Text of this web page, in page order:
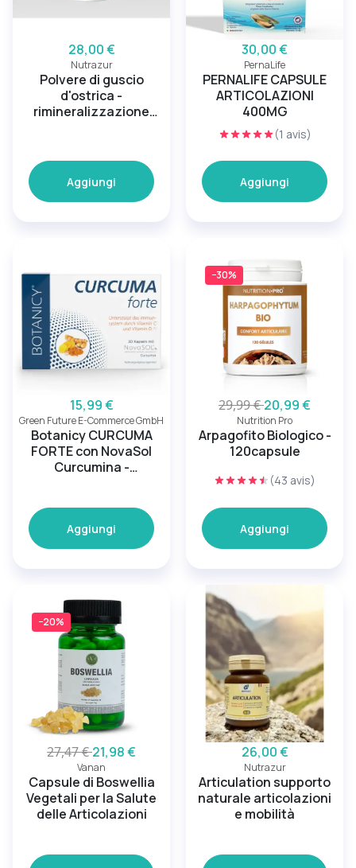
28,00 €
Nutrazur
Polvere di guscio
d'ostrica -
rimineralizzazione
Aggiungi
30,00 €
PernaLife
PERNALIFE CAPSULE
ARTICOLAZIONI
400MG
(1 avis)
Aggiungi
15,99 €
Green Future E-Commerce GmbH
Botanicy CURCUMA
FORTE con NovaSol
Curcumina -
Aggiungi
−30%
29,99 €20,99 €
Nutrition Pro
Arpagofito Biologico -
120capsule
(43 avis)
Aggiungi
−20%
27,47 €21,98 €
Vanan
Capsule di Boswellia
Vegetali per la Salute
delle Articolazioni
26,00 €
Nutrazur
Articulation supporto
naturale articolazioni
e mobilità